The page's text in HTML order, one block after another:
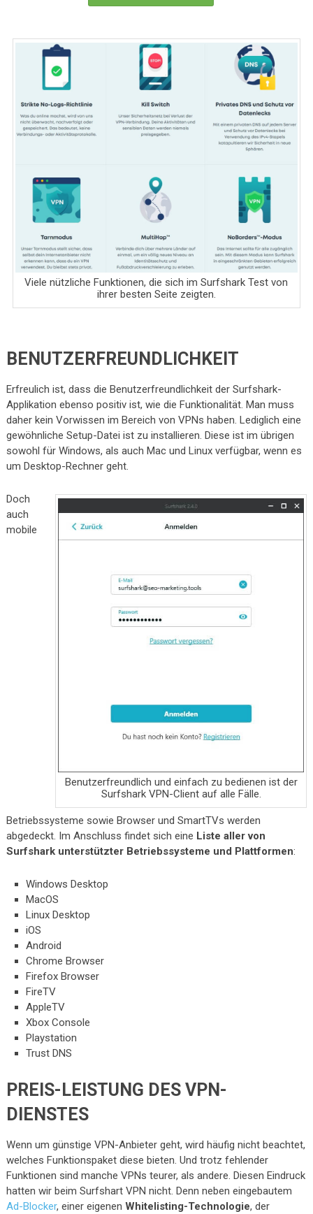
Viele nützliche Funktionen, die sich im Surfshark Test von
ihrer besten Seite zeigten.
BENUTZERFREUNDLICHKEIT
Erfreulich ist, dass die Benutzerfreundlichkeit der Surfshark-
Applikation ebenso positiv ist, wie die Funktionalität. Man muss
daher kein Vorwissen im Bereich von VPNs haben. Lediglich eine
gewöhnliche Setup-Datei ist zu installieren. Diese ist im übrigen
sowohl für Windows, als auch Mac und Linux verfügbar, wenn es
um Desktop-Rechner geht.
Benutzerfreundlich und einfach zu bedienen ist der
Surfshark VPN-Client auf alle Fälle.
Doch
auch
mobile
Betriebssysteme sowie Browser und SmartTVs werden
abgedeckt. Im Anschluss findet sich eine Liste aller von
Surfshark unterstützter Betriebssysteme und Plattformen:
Windows Desktop
MacOS
Linux Desktop
iOS
Android
Chrome Browser
Firefox Browser
FireTV
AppleTV
Xbox Console
Playstation
Trust DNS
PREIS-LEISTUNG DES VPN-
DIENSTES
Wenn um günstige VPN-Anbieter geht, wird häufig nicht beachtet,
welches Funktionspaket diese bieten. Und trotz fehlender
Funktionen sind manche VPNs teurer, als andere. Diesen Eindruck
hatten wir beim Surfshart VPN nicht. Denn neben eingebautem
Ad-Blocker, einer eigenen Whitelisting-Technologie, der